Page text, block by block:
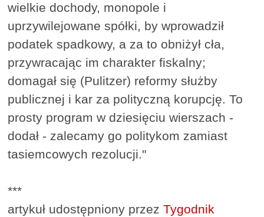
wielkie dochody, monopole i
uprzywilejowane spółki, by wprowadził
podatek spadkowy, a za to obniżył cła,
przywracając im charakter fiskalny;
domagał się (Pulitzer) reformy służby
publicznej i kar za polityczną korupcję. To
prosty program w dziesięciu wierszach -
dodał - zalecamy go politykom zamiast
tasiemcowych rezolucji."
***
artykuł udostępniony przezTygodnik